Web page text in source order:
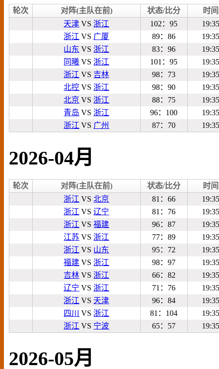
轮次 对阵(主队在前) 状态/比分
时间
天津 VS 浙江 102：95
浙江 VS 广厦 89：86
山东 VS 浙江 83：96
同曦 VS 浙江 101：95
浙江 VS 吉林 98：73
北控 VS 浙江 98：90
北京 VS 浙江 88：75
青岛 VS 浙江 96：100
浙江 VS 广州 87：70
2026-04月
轮次 对阵(主队在前) 状态/比分
时间
浙江 VS北京 81：66
浙江 VS辽宁 81：76
浙江 VS福建 96：87
江苏 VS 浙江 77：89
浙江 VS 山东 95：72
福建 VS 浙江 98：97
吉林 VS 浙江 66：82
辽宁 VS 浙江 71：76
浙江 VS 天津 96：84
四川
VS 浙江 81：104
浙江 VS 宁波 65：57
2026-05月